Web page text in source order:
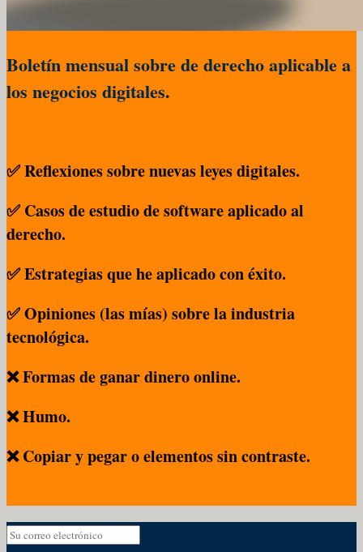
Boletín mensual sobre de derecho aplicable a
los negocios digitales.
✅ Reflexiones sobre nuevas leyes digitales.
✅ Casos de estudio de software aplicado al
derecho.
✅ Estrategias que he aplicado con éxito.
✅ Opiniones (las mías) sobre la industria
tecnológica.
❌ Formas de ganar dinero online.
❌ Humo.
❌ Copiar y pegar o elementos sin contraste.